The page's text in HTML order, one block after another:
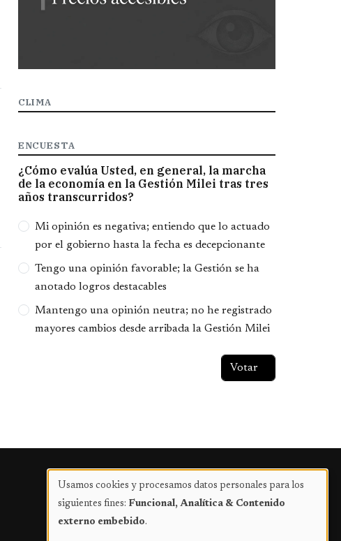
CLIMA
ENCUESTA
¿Cómo evalúa Usted, en general, la marcha
de la economía en la Gestión Milei tras tres
años transcurridos?
Opciones
Mi opinión es negativa; entiendo que lo actuado
por el gobierno hasta la fecha es decepcionante
Tengo una opinión favorable; la Gestión se ha
anotado logros destacables
Mantengo una opinión neutra; no he registrado
mayores cambios desde arribada la Gestión Milei
Publicidad
Uso
de
Usamos cookies y procesamos datos personales para los
siguientes fines: Funcional, Analítica & Contenido
externo embebido.